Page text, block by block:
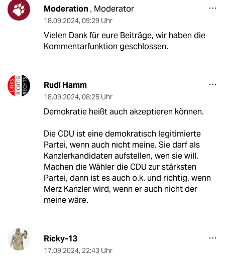
Moderation , Moderator
18.09.2024, 09:29 Uhr
Vielen Dank für eure Beiträge, wir haben die
Kommentarfunktion geschlossen.
Rudi Hamm
18.09.2024, 08:25 Uhr
Demokratie heißt auch akzeptieren können.
Die CDU ist eine demokratisch legitimierte
Partei, wenn auch nicht meine. Sie darf als
Kanzlerkandidaten aufstellen, wen sie will.
Machen die Wähler die CDU zur stärksten
Partei, dann ist es auch o.k. und richtig, wenn
Merz Kanzler wird, wenn er auch nicht der
meine wäre.
Ricky-13
17.09.2024, 22:43 Uhr